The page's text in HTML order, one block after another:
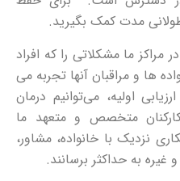
مدت کمک بگیرید.
مراکز ما مشکلاتی را که افراد
ها و مراقبان آنها تجربه می
اولیه، می‌توانیم درمان
متخصص و متعهد ما
نزدیک با خانواده، مشاور،
به حداکثر برسانند.